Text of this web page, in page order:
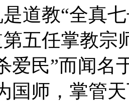
道教“全真
五任掌教宗
爱民”而闻名
国师，掌管